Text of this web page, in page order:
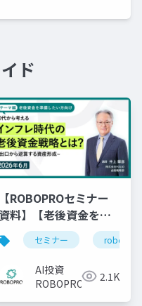
ド
roboproセミナー
【ROBOPROセミナー
資料】【老後資金を準
備したい方向け】50代
から考えるインフレ時
代の老後資金戦略と
は？～出口から逆算す
資産形成～
セミナー robopro
AI投資
ROBOPRO
2.1K